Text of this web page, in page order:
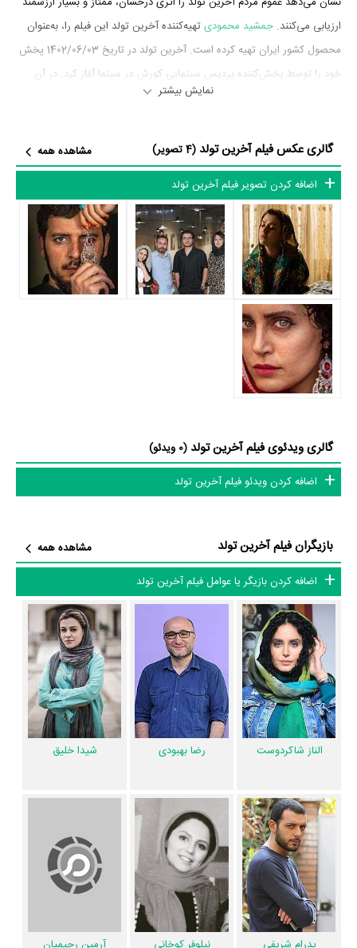
ارزیابی می‌کنند. جمشید محمودی تهیه‌کننده آخرین تولد این فیلم را، به‌عنوان
محصول کشور ایران تهیه کرده است. آخرین تولد در تاریخ 1402/06/03 پخش
خود را توسط پخش‌کننده پردیس سینمایی کورش در سینما آغاز کرد. در آن
بازیگران فیلم آخرین تولد
بازیگران فیلم آخرین تولد چه کسانی هستند؟ در آخرین تولد بازیگرانی چون
الناز شاکردوست،رضا بهبودی، شیدا خلیق،پدرام شریفی ،نیلوفر کوخانیو
آرمین رحیمیان به ایفای نقش و بازیگری پرداخته‌اند. در فیلم آخرین تولد حدود
6 بازیگر جلوی دوربین رفته‌اند که از نظر تعداد بازیگران می‌توان آخرین تولد را
یک اثر کم‌بازیگر و با تعداد شخصیت‌های داستانی کم عنوان کرد.
داستان فیلم آخرین تولد
از محتوا و داستان فیلم آخرین تولد چقدر اطلاع دارید؟ فیلم‌نامه آخرین تولد
در خلاصه داستانی که یا از سوی تیم رسانه‌ای اثر و یا توسط دیگر رسانه‌ها درباره
داستان آخرین تولد منتشر شده است، می‌خوانیم: «روایتی از عشق ثریا و فهیم؛
عشقی که سایه‌ جنگ بر سرش آوار شده است، غزلی است عاشقانه در دل
فیلم آخرین تولد و کارنامه فعالیت کارگردان و بازیگران
از نظر تاریخچه فعالیت کارگردان و بازیگران فیلم آخرین تولد نیز آمارها و نکات
جذابی را می‌توان بیان کرد. براساس آمارها فیلم آخرین تولد به طور متوسط
فعالیت 20ام بازیگران این اثر است. براساس امتیاز مردم فیلم آخرین تولد
بهترین اثررضا بهبودی،شیدا خلیق،پدرام شریفی نیلوفر کوخانیدر حرفه
بازیگری محسوب می‌شود.
براساس امتیاز مردم فیلم آخرین تولد بهترین اثرنوید محمودیدر حرفه
کارگردانی محسوب می‌شود.
آرمین رحیمیانرا در این اثر تجربه کرده است. در میان بازیگران آخرین تولد
با یکدیگر یک رابطه همکاری شکل گرفته که 11 همکاری برای اولین‌مرتبه در
آخرین تولد رخ داده است. مانند:الناز شاکردوستو رضا بهبودی،الناز
شاکردوست
وشیدا خلیق الناز شاکردوستونیلوفر کوخانی
شیدا خلیق،رضا بهبودیو نیلوفر کوخانی.
نمایش بیشتر
گالری عکس فیلم آخرین تولد (4 تصویر)
مشاهده همه
اضافه کردن تصویر فیلم آخرین تولد
گالری ویدئوی فیلم آخرین تولد (0 ویدئو)
اضافه کردن ویدئو فیلم آخرین تولد
بازیگران فیلم آخرین تولد
مشاهده همه
اضافه کردن بازیگر یا عوامل فیلم آخرین تولد
الناز شاکردوست رضا بهبودی شیدا خلیق